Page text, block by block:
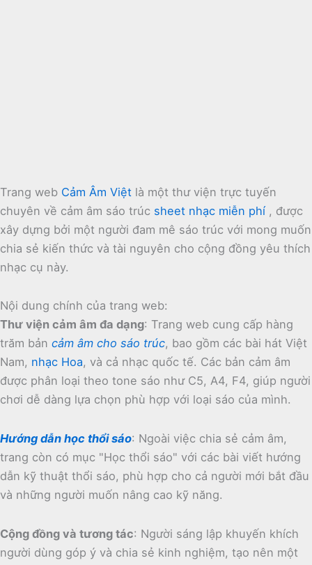
Trang web Cảm Âm Việt là một thư viện trực tuyến
chuyên về cảm âm sáo trúc sheet nhạc miễn phí , được
xây dựng bởi một người đam mê sáo trúc với mong muốn
chia sẻ kiến thức và tài nguyên cho cộng đồng yêu thích
nhạc cụ này.
Nội dung chính của trang web:
Thư viện cảm âm đa dạng: Trang web cung cấp hàng
trăm bản cảm âm cho sáo trúc, bao gồm các bài hát Việt
Nam, nhạc Hoa, và cả nhạc quốc tế. Các bản cảm âm
được phân loại theo tone sáo như C5, A4, F4, giúp người
chơi dễ dàng lựa chọn phù hợp với loại sáo của mình.
Hướng dẫn học thổi sáo: Ngoài việc chia sẻ cảm âm,
trang còn có mục "Học thổi sáo" với các bài viết hướng
dẫn kỹ thuật thổi sáo, phù hợp cho cả người mới bắt đầu
và những người muốn nâng cao kỹ năng.
Cộng đồng và tương tác: Người sáng lập khuyến khích
người dùng góp ý và chia sẻ kinh nghiệm, tạo nên một